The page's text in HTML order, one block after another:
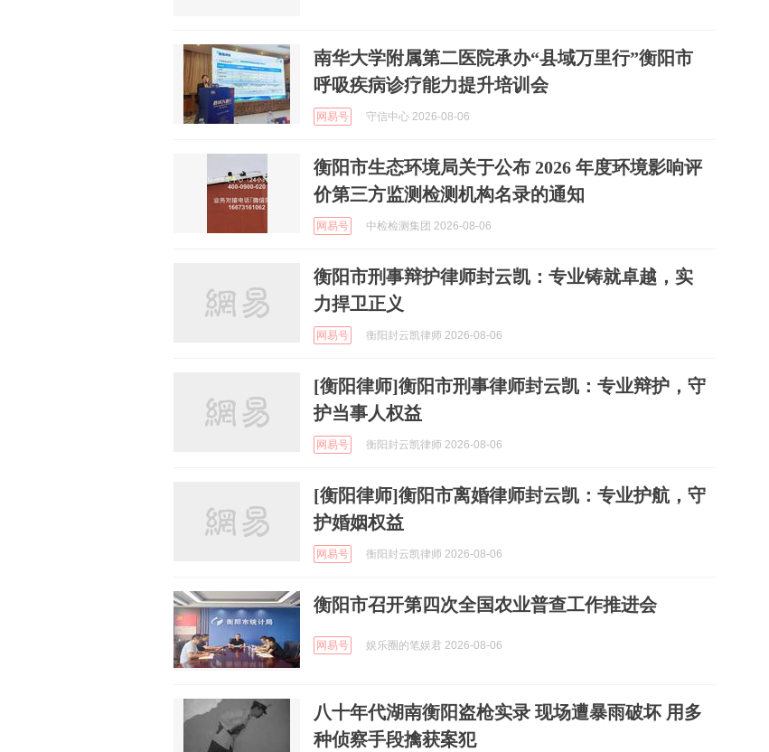
南华大学附属第二医院承办“县域万里行”衡阳市
呼吸疾病诊疗能力提升培训会
网易号 守信中心 2026-08-06
衡阳市生态环境局关于公布 2026 年度环境影响评
价第三方监测检测机构名录的通知
网易号 中检检测集团 2026-08-06
衡阳市刑事辩护律师封云凯：专业铸就卓越，实
力捍卫正义
网易号 衡阳封云凯律师 2026-08-06
[衡阳律师]衡阳市刑事律师封云凯：专业辩护，守
护当事人权益
网易号 衡阳封云凯律师 2026-08-06
[衡阳律师]衡阳市离婚律师封云凯：专业护航，守
护婚姻权益
网易号 衡阳封云凯律师 2026-08-06
衡阳市召开第四次全国农业普查工作推进会
网易号 娱乐圈的笔娱君 2026-08-06
八十年代湖南衡阳盗枪实录 现场遭暴雨破坏 用多
种侦察手段擒获案犯